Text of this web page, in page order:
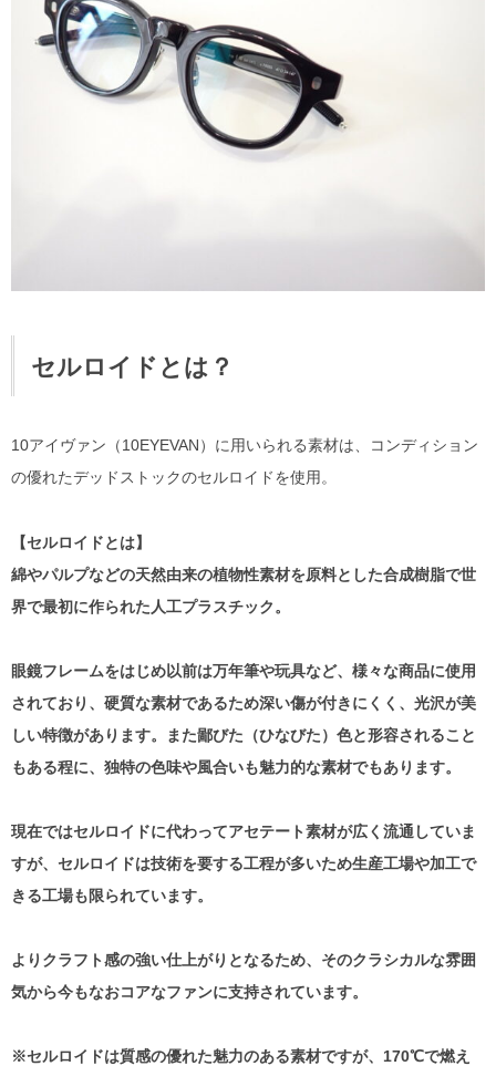
セルロイドとは？
10アイヴァン（10EYEVAN）に用いられる素材は、コンディション
の優れたデッドストックのセルロイドを使用。
【セルロイドとは】
綿やパルプなどの天然由来の植物性素材を原料とした合成樹脂で世
界で最初に作られた人工プラスチック。
眼鏡フレームをはじめ以前は万年筆や玩具など、様々な商品に使用
されており、 硬質な素材であるため深い傷が付きにくく、光沢が美
しい特徴があります。また鄙びた（ひなびた）色と形容されること
もある程に、独特の色味や風合いも魅力的な素材でもあります。
現在ではセルロイドに代わってアセテート素材が広く流通していま
すが、セルロイドは技術を要する工程が多いため生産工場や加工で
きる工場も限られています。
よりクラフト感の強い仕上がりとなるため、そのクラシカルな雰囲
気から今もなおコアなファンに支持されています。
※セルロイドは質感の優れた魅力のある素材ですが、 170℃で燃え